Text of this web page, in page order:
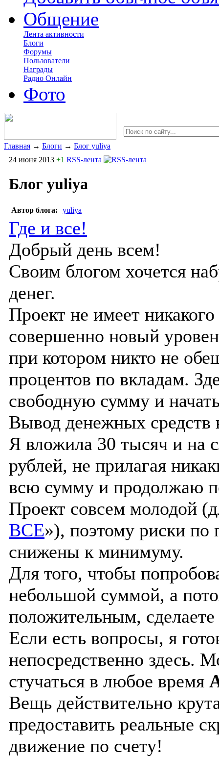
Общение
Лента активности
Блоги
Форумы
Пользователи
Награды
Радио Онлайн
Фото
Главная → Блоги → Блог yuliya
24 июня 2013 +1 RSS-лента
Блог yuliya
Автор блога: yuliya
Где и все!
Добрый день всем!
Своим блогом хочется
денег.
Проект не имеет
совершенно новый
при котором никто не
процентов по вкладам.
свободную сумму и
Вывод денежных
Я вложила 30 тысяч и на
рублей, не прилагая
всю сумму и продолжаю
Проект совсем молодой
ВСЕ»), поэтому риски по
снижены к минимуму.
Для того, чтобы
небольшой суммой, а
положительным,
Если есть вопросы, я
непосредственно здесь.
стучаться в любое время
Вещь действительно
предоставить реальные
движение по счету!